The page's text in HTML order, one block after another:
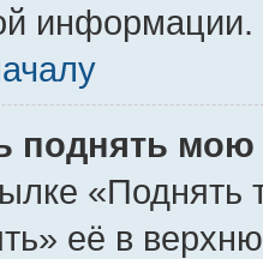
информации.
поднять мою
«Поднять
её в